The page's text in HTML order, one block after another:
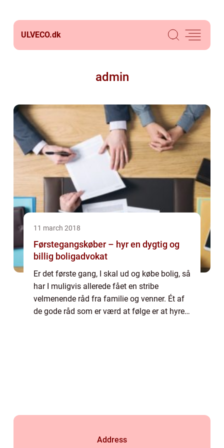
ULVECO.dk
admin
11 march 2018
Førstegangskøber – hyr en dygtig og
billig boligadvokat
Er det første gang, I skal ud og købe bolig, så
har I muligvis allerede fået en stribe
velmenende råd fra familie og venner. Ét af
de gode råd som er værd at følge er at hyre
Address